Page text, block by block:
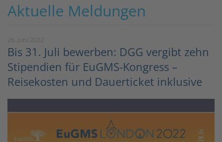
Aktuelle Meldungen
Bis 31. Juli bewerben: DGG vergibt zehn
Stipendien für EuGMS-Kongress –
Reisekosten und Dauerticket inklusive